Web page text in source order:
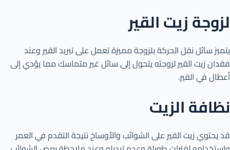
لزوجة زيت القير
يتميز سائل نقل الحركة بلزوجة مميزة تعمل على تبريد القير وعند
فقدان زيت القير لزوجته يتحول إلى سائل غير متماسك مما يؤدي إلى
أعطال في القير.
نظافة الزيت
قد يحتوي زيت القير على الشوائب والأوساخ نتيجة التقدم في العمر